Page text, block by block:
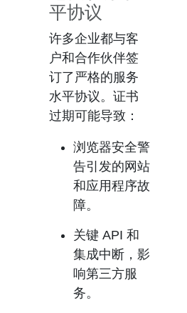
平协议
许多企业都与客
户和合作伙伴签
订了严格的服务
水平协议。证书
过期可能导致：
浏览器安全警
告引发的网站
和应用程序故
障。
关键 API 和
集成中断，影
响第三方服
务。